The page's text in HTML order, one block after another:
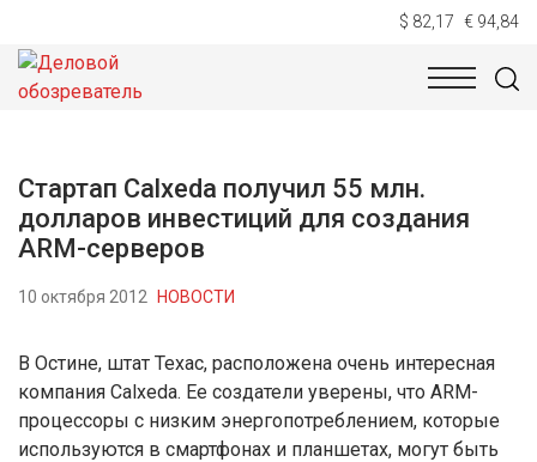
$ 82,17 € 94,84
НОВОСТИ
Стартап Calxeda получил 55 млн.
долларов инвестиций для создания
ARM-серверов
10 октября 2012 НОВОСТИ
В Остине, штат Техас, расположена очень интересная
компания Calxeda. Ее создатели уверены, что ARM-
процессоры с низким энергопотреблением, которые
используются в смартфонах и планшетах, могут быть